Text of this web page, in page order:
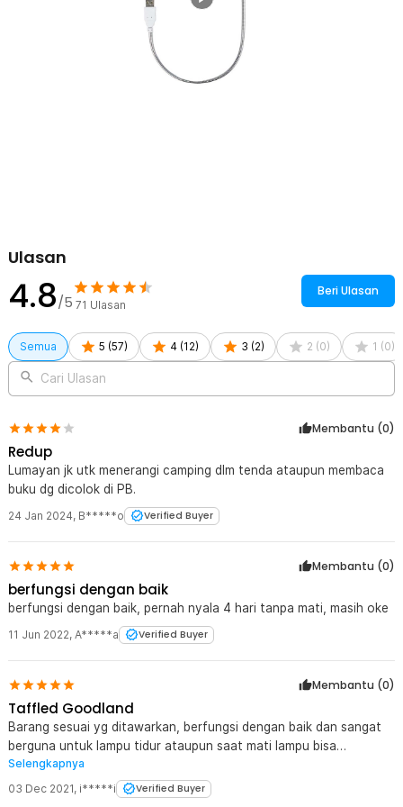
Ulasan
4.8/5 71 Ulasan
Beri Ulasan
Semua 5 (57) 4 (12) 3 (2) 2 (0) 1 (0)
Cari Ulasan
Membantu (0)
Redup
Lumayan jk utk menerangi camping dlm tenda ataupun membaca
buku dg dicolok di PB.
24 Jan 2024, B*****o Verified Buyer
Membantu (0)
berfungsi dengan baik
berfungsi dengan baik, pernah nyala 4 hari tanpa mati, masih oke
11 Jun 2022, A*****a Verified Buyer
Membantu (0)
Taffled Goodland
Barang sesuai yg ditawarkan, berfungsi dengan baik dan sangat
berguna untuk lampu tidur ataupun saat mati lampu bisa
menggunakan power bank.
Selengkapnya
03 Dec 2021, i*****i Verified Buyer